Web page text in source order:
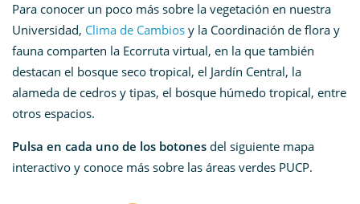
Para conocer un poco más sobre la vegetación en nuestra
Universidad, Clima de Cambios y la Coordinación de flora y
fauna comparten la Ecorruta virtual, en la que también
destacan el bosque seco tropical, el Jardín Central, la
alameda de cedros y tipas, el bosque húmedo tropical, entre
otros espacios.
Pulsa en cada uno de los botones del siguiente mapa
interactivo y conoce más sobre las áreas verdes PUCP.